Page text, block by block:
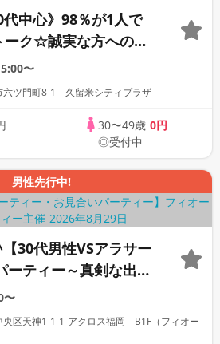
中心》98％が1人で
ク☆誠実な方への婚
〜
六ツ門町8-1 久留米シティプラザ
30〜49歳 0円
◎受付中
男性先行中!
30代男性VSアラサー
ーティー～真剣な出会
〜
央区天神1-1-1 アクロス福岡 B1F（フィオー